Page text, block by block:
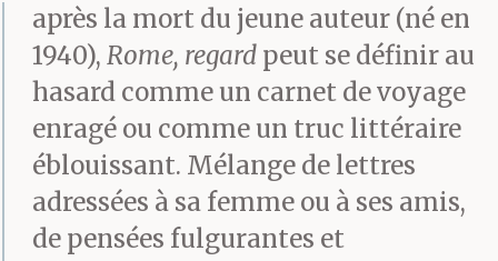
après la mort du jeune auteur (né en
1940), Rome, regard peut se définir au
hasard comme un carnet de voyage
enragé ou comme un truc littéraire
éblouissant. Mélange de lettres
adressées à sa femme ou à ses amis,
de pensées fulgurantes et